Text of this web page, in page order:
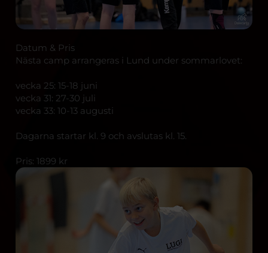
Datum & Pris
Nästa camp arrangeras i Lund under sommarlovet:
vecka 25: 15-18 juni
vecka 31: 27-30 juli
vecka 33: 10-13 augusti
Dagarna startar kl. 9 och avslutas kl. 15.
Pris: 1899 kr